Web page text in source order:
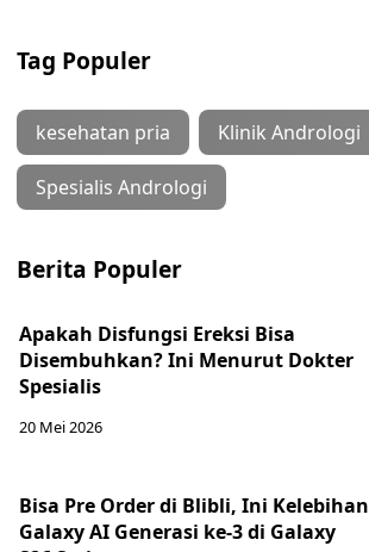
Tag Populer
kesehatan pria Klinik Andrologi
Spesialis Andrologi
Berita Populer
Apakah Disfungsi Ereksi Bisa
Disembuhkan? Ini Menurut Dokter
Spesialis
20 Mei 2026
Bisa Pre Order di Blibli, Ini Kelebihan
Galaxy AI Generasi ke-3 di Galaxy